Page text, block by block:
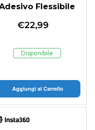
Flessibile
€22,99
Disponibile
Aggiungi al Carrello